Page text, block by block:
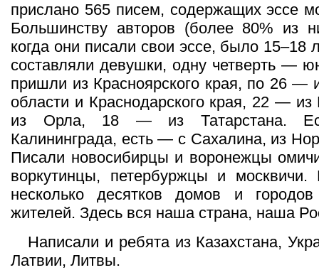
прислано 565 писем, содержащих эссе
Большинству авторов (более 80% из
когда они писали свои эссе, было 15–18
составляли девушки, одну четверть —
пришли из Красноярского края, по 26 —
области и Краснодарского края, 22 —
из Орла, 18 — из Татарстана.
Калининграда, есть — с Сахалина, из
Писали новосибирцы и воронежцы
воркутинцы, петербуржцы и москвичи.
несколько десятков домов и
жителей. Здесь вся наша страна, наша
Написали и ребята из Казахстана,
Латвии, Литвы.